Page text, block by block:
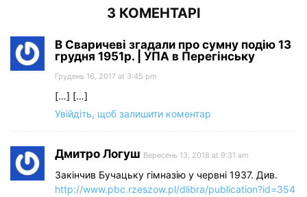
3 КОМЕНТАРІ
В Сваричеві згадали про сумну подію 13
грудня 1951р. | УПА в Перегінську
Грудень 16, 2017 at 3:45 pm
[…] […]
Увійдіть, щоб залишити коментар
Дмитро Логуш Вересень 13, 2018 at 9:31 am
Закінчив Бучацьку гімназію у червні 1937. Див.
http://www.pbc.rzeszow.pl/dlibra/publication?id=354